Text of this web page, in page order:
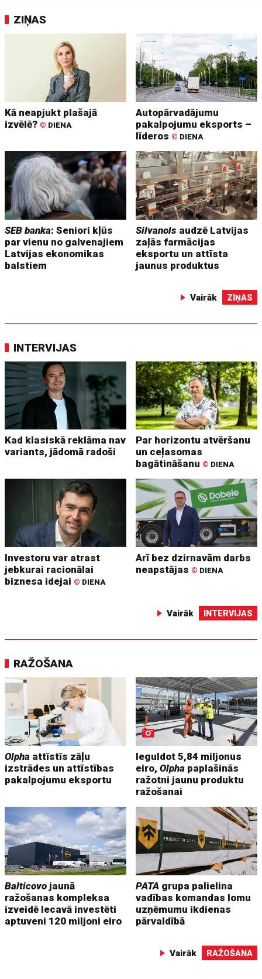
ZIŅAS
Kā neapjukt plašajā
izvēlē? © DIENA
Autopārvadājumu
pakalpojumu eksports –
līderos © DIENA
SEB banka: Seniori kļūs
par vienu no galvenajiem
Latvijas ekonomikas
balstiem
Silvanols audzē Latvijas
zaļās farmācijas
eksportu un attīsta
jaunus produktus
Vairāk ZIŅAS
INTERVIJAS
Kad klasiskā reklāma nav
variants, jādomā radoši
Par horizontu atvēršanu
un ceļasomas
bagātināšanu © DIENA
Investoru var atrast
jebkurai racionālai
biznesa idejai © DIENA
Arī bez dzirnavām darbs
neapstājas © DIENA
Vairāk INTERVIJAS
RAŽOŠANA
Olpha attīstīs zāļu
izstrādes un attīstības
pakalpojumu eksportu
Ieguldot 5,84 miljonus
eiro,Olpha paplašinās
ražotni jaunu produktu
ražošanai
Balticovo jaunā
ražošanas kompleksa
izveidē Iecavā investēti
aptuveni 120 miljoni eiro
PATA grupa palielina
vadības komandas lomu
uzņēmumu ikdienas
pārvaldībā
Vairāk RAŽOŠANA